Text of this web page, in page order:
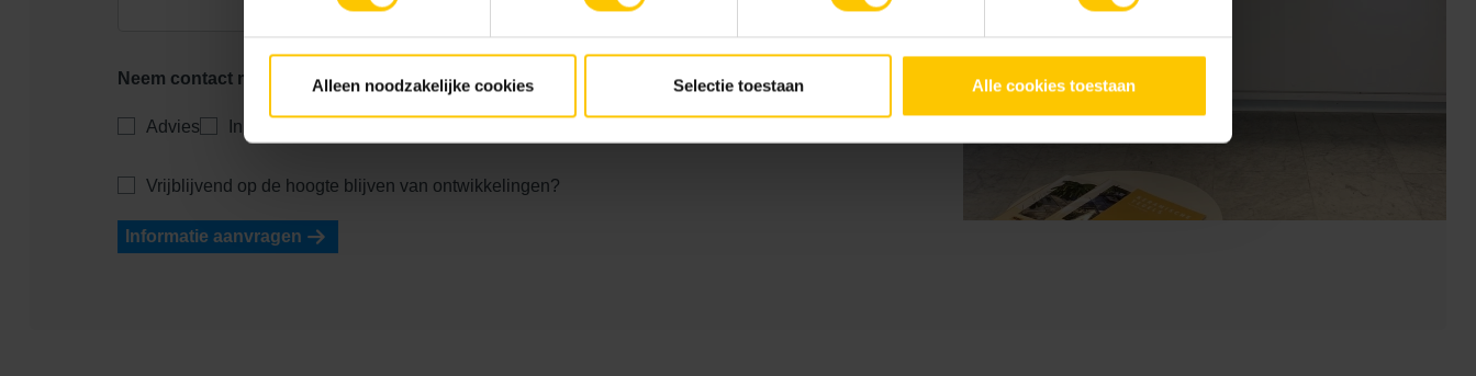
Alleen noodzakelijke cookies Selectie toestaan Alle cookies toestaan
Neem contact met me op voor: *
Advies Inkoop
Vrijblijvend op de hoogte blijven van ontwikkelingen?
Informatie aanvragen